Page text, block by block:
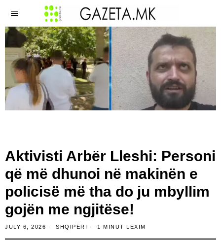
Aktivisti Arbër Lleshi: Personi
që më dhunoi në makinën e
policisë më tha do ju mbyllim
gojën me ngjitëse!
JULY 6, 2026 SHQIPËRI 1 MINUT LEXIM